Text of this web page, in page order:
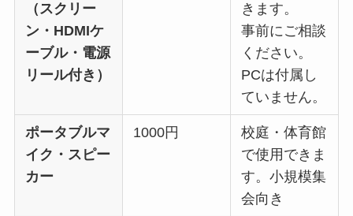
（スクリー
ン・HDMIケ
ーブル・電源
リール付き）
きます。
事前にご相談
ください。
PCは付属し
ていません。
ポータブルマ
イク・スピー
カー
1000円
校庭・体育館
で使用できま
す。小規模集
会向き